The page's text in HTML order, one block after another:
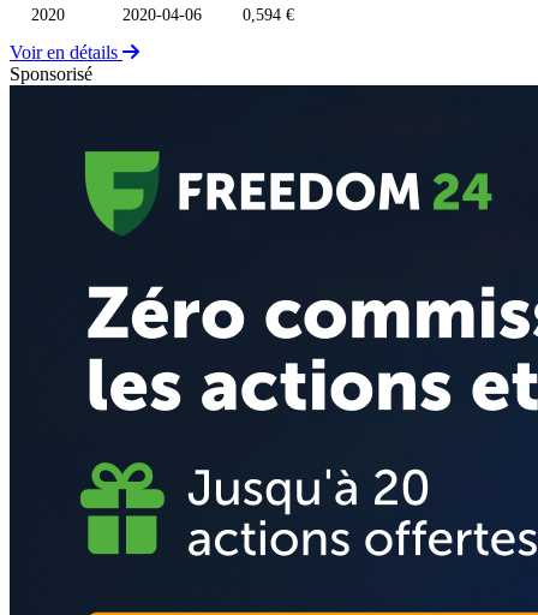
2020 2020-04-06 0,594 €
Voir en détails
Sponsorisé